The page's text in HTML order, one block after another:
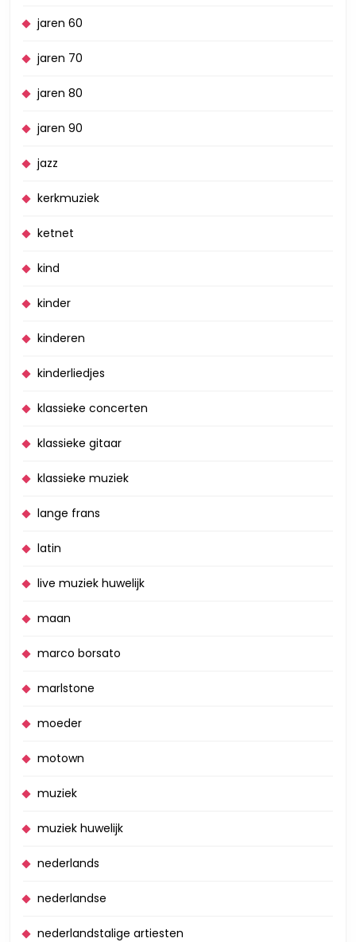
jaren 60
jaren 70
jaren 80
jaren 90
jazz
kerkmuziek
ketnet
kind
kinder
kinderen
kinderliedjes
klassieke concerten
klassieke gitaar
klassieke muziek
lange frans
latin
live muziek huwelijk
maan
marco borsato
marlstone
moeder
motown
muziek
muziek huwelijk
nederlands
nederlandse
nederlandstalige artiesten